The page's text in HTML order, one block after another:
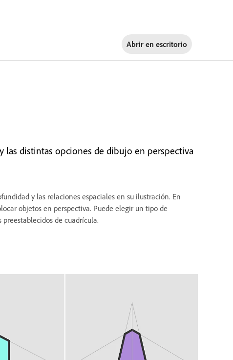
Abrir en escritorio
distintas opciones de dibujo en perspectiva
y las relaciones espaciales en su ilustración. En
objetos en perspectiva. Puede elegir un tipo de
de cuadrícula.